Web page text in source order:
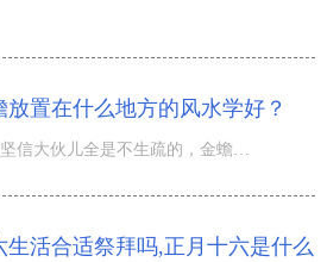
放置在什么地方的风水学好？
生活合适祭拜吗,正月十六是什么